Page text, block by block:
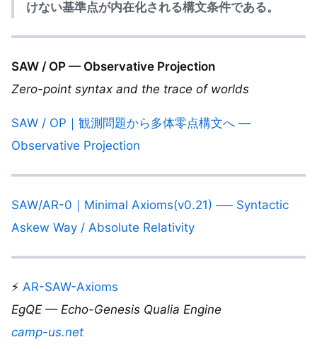
けない基準点が内在化される構文条件である。
SAW / OP — Observative Projection
Zero-point syntax and the trace of worlds
SAW / OP｜観測問題から多体零点構文へ —
Observative Projection
SAW/AR-0｜Minimal Axioms(v0.21) ── Syntactic
Askew Way / Absolute Relativity
⚡️ AR-SAW-Axioms
EgQE — Echo-Genesis Qualia Engine
camp-us.net